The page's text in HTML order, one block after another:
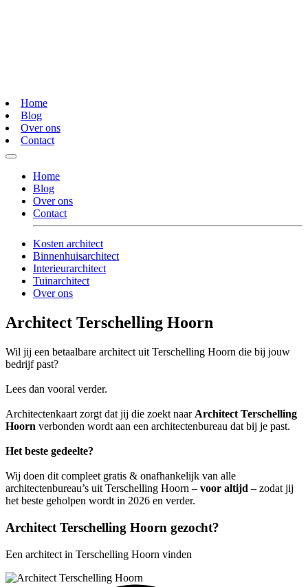
Home
Blog
Over ons
Contact
Home
Blog
Over ons
Contact
Kosten architect
Binnenhuisarchitect
Interieurarchitect
Tuinarchitect
Over ons
Architect Terschelling Hoorn
Wil jij een betaalbare architect uit Terschelling Hoorn die bij jouw
bedrijf past?
Lees dan vooral verder.
Architectenkaart zorgt dat jij die zoekt naar Architect Terschelling
Hoorn verbonden wordt aan een architectenbureau dat bij je past.
Het beste gedeelte?
Wij doen dit compleet gratis & onafhankelijk van alle
architectenbureau’s uit Terschelling Hoorn – voor altijd – zodat jij
het beste geholpen wordt in 2026 en verder.
Architect Terschelling Hoorn gezocht?
Een architect in Terschelling Hoorn vinden